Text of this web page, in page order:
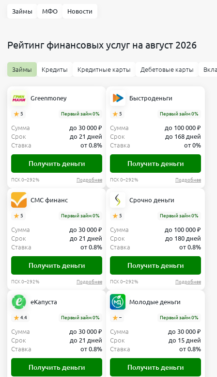
Займы МФО Новости
Рейтинг финансовых услуг на август 2026
Займы Кредиты Кредитные карты Дебетовые карты
Greenmoney
5 Первый займ 0%
Сумма
до 30 000 ₽
Срок
до 21 дней
Ставка
от 0.8%
Получить деньги
ПСК 0–292% Подробнее
Быстроденьги
5 Первый займ 0%
Сумма
до 100 000 ₽
Срок
до 168 дней
Ставка
от 0%
Получить деньги
ПСК 0–292% Подробнее
СМС финанс
5 Первый займ 0%
Сумма
до 30 000 ₽
Срок
до 21 дней
Ставка
от 0.8%
Получить деньги
ПСК 0–292% Подробнее
Срочно деньги
5 Первый займ 0%
Сумма
до 100 000 ₽
Срок
до 180 дней
Ставка
от 0.8%
Получить деньги
ПСК 0–292% Подробнее
еКапуста
4.4 Первый займ 0%
Сумма
до 30 000 ₽
Срок
до 21 дней
Ставка
от 0.8%
Получить деньги
Молодые деньги
– Первый займ 0%
Сумма
до 30 000 ₽
Срок
до 15 дней
Ставка
от 0.8%
Получить деньги